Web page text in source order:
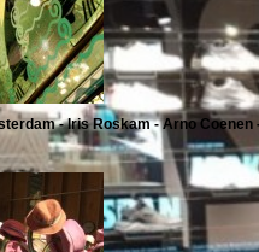
- Iris Roskam - Arno Coenen